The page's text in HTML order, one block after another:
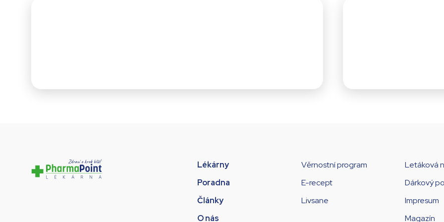
Lékárny
Poradna
Články
O nás
Věrnostní program
E-recept
Livsane
Letáková
Dárkový
Impresum
Magazín